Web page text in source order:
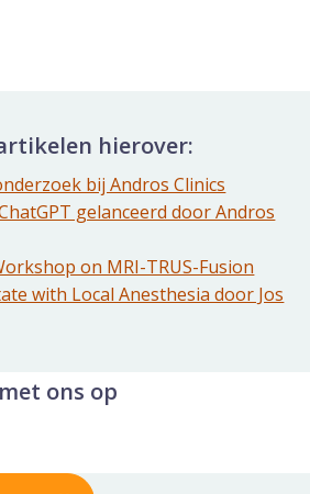
hierover:
bij Andros Clinics
gelanceerd door Andros
on MRI-TRUS-Fusion
with Local Anesthesia door Jos
ons op